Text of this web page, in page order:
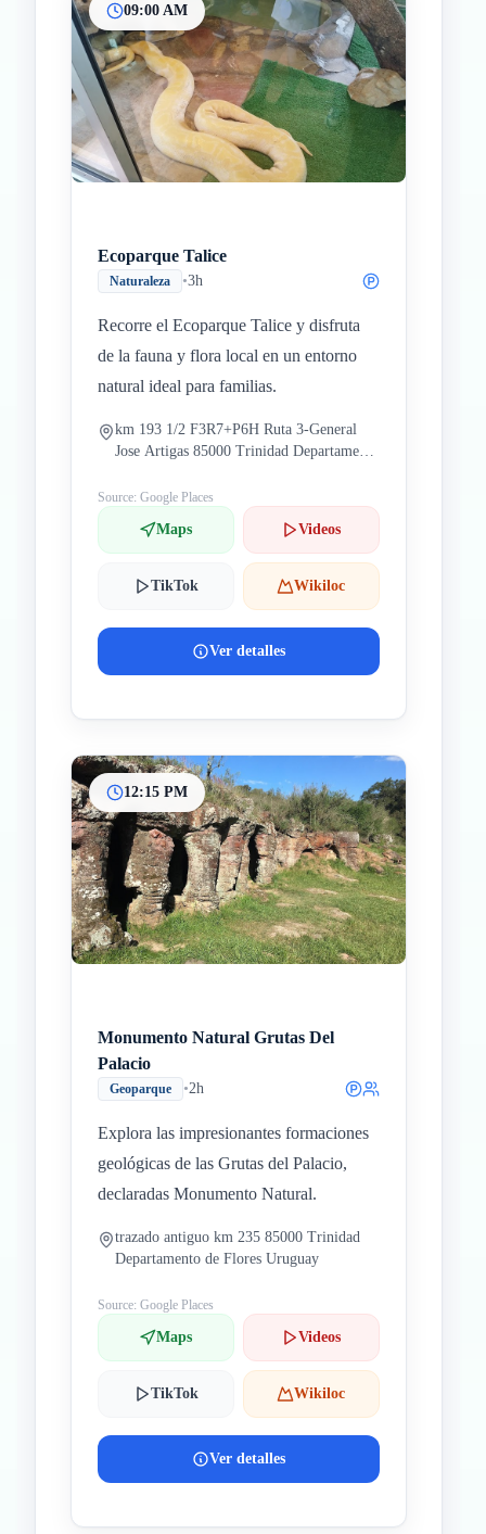
09:00 AM
Ecoparque Talice
Naturaleza •3h
Recorre el Ecoparque Talice y disfruta
de la fauna y flora local en un entorno
natural ideal para familias.
km 193 1/2 F3R7+P6H Ruta 3-General
Jose Artigas 85000 Trinidad Departamento
Source: Google Places
Maps Videos
TikTok Wikiloc
Ver detalles
12:15 PM
Monumento Natural Grutas Del
Palacio
Geoparque •2h
Explora las impresionantes formaciones
geológicas de las Grutas del Palacio,
declaradas Monumento Natural.
trazado antiguo km 235 85000 Trinidad
Departamento de Flores Uruguay
Source: Google Places
Maps Videos
TikTok Wikiloc
Ver detalles